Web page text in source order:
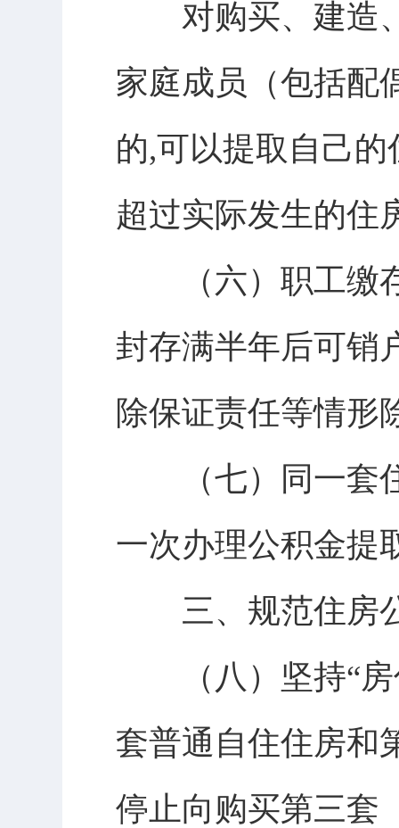
对购买、建造、
家庭成员（包括配
的,可以提取自己
超过实际发生的住
（六）职工缴存
封存满半年后可销
除保证责任等情形
（七）同一套住
一次办理公积金提
三、规范住房
（八）坚持“房
套普通自住住房和
停止向购买第三套